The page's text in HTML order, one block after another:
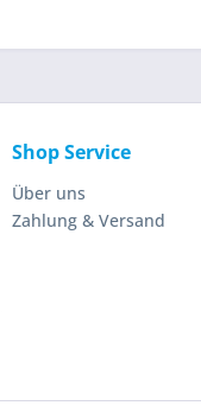
Shop Service
Über uns
Zahlung & Versand